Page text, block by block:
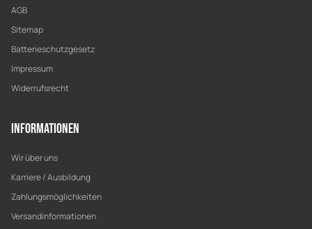
AGB
Sitemap
Batterieschutzgesetz
Impressum
Widerrufsrecht
Informationen
Wir über uns
Karriere / Ausbildung
Zahlungsmöglichkeiten
Versandinformationen